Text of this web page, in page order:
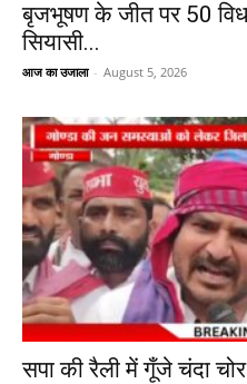
बृजभूषण के जीत पर 50
सियासी...
आज का उजाला - August 5, 2026
सपा की रैली में गूँजे चंदा